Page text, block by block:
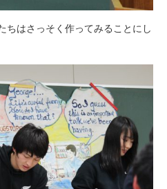
ちはさっそく作ってみることにし